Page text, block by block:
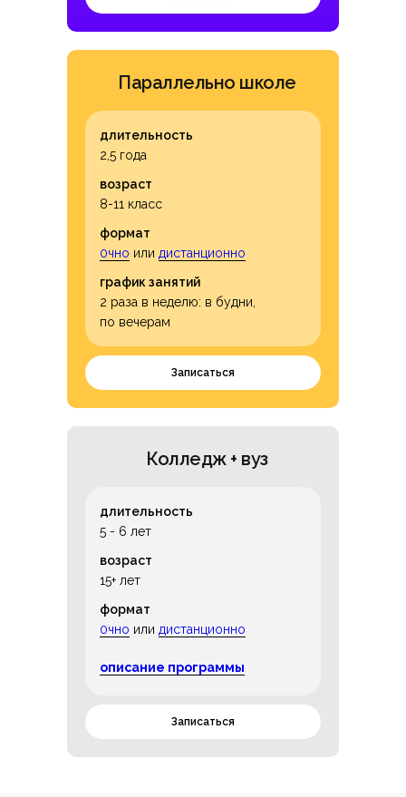
Параллельно школе
Колледж + вуз
Записаться
Записаться
формат
0чно или дистанционно
формат
0чно или дистанционно
график занятий
2 раза в неделю: в будни,
по вечерам
возраст
8-11 класс
длительность
2,5 года
описание программы
возраст
15+ лет
длительность
5 - 6 лет